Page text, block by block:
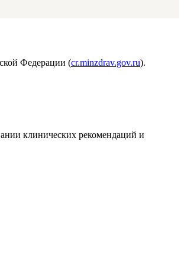
Федерации (cr.minzdrav.gov.ru).
клинических рекомендаций и